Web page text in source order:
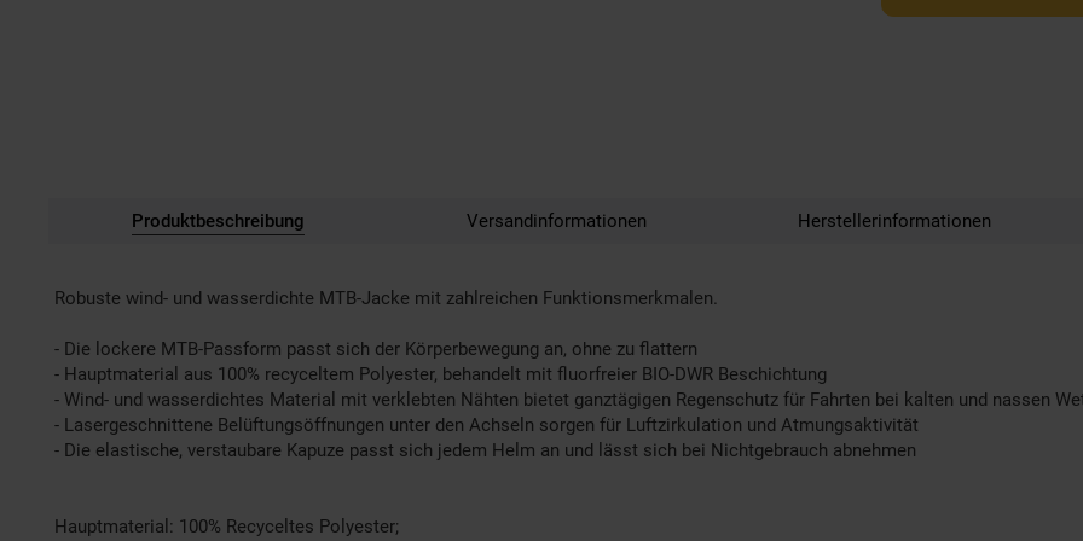
Produktbeschreibung Versandinformationen Herstellerinformationen
Robuste wind- und wasserdichte MTB-Jacke mit zahlreichen Funktionsmerkmalen.
- Die lockere MTB-Passform passt sich der Körperbewegung an, ohne zu flattern
- Hauptmaterial aus 100% recyceltem Polyester, behandelt mit fluorfreier BIO-DWR Beschichtung
- Wind- und wasserdichtes Material mit verklebten Nähten bietet ganztägigen Regenschutz für Fahrten bei kalten und nassen
- Lasergeschnittene Belüftungsöffnungen unter den Achseln sorgen für Luftzirkulation und Atmungsaktivität
- Die elastische, verstaubare Kapuze passt sich jedem Helm an und lässt sich bei Nichtgebrauch abnehmen
Hauptmaterial: 100% Recyceltes Polyester;